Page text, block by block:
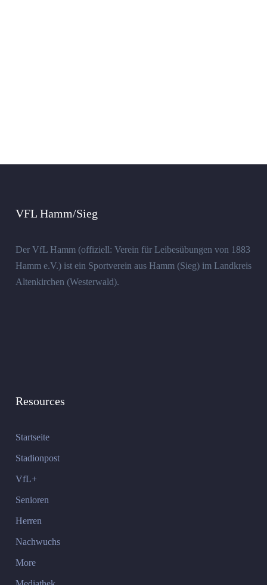
VFL Hamm/Sieg
Der VfL Hamm (offiziell: Verein für Leibesübungen von 1883
Hamm e.V.) ist ein Sportverein aus Hamm (Sieg) im Landkreis
Altenkirchen (Westerwald).
Resources
Startseite
Stadionpost
VfL+
Senioren
Herren
Nachwuchs
More